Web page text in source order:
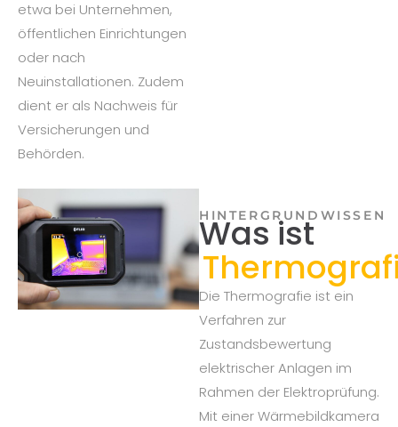
etwa bei Unternehmen,
öffentlichen Einrichtungen
oder nach
Neuinstallationen. Zudem
dient er als Nachweis für
Versicherungen und
Behörden.
HINTERGRUNDWISSEN
Was ist
Die Thermografie ist ein
Verfahren zur
Zustandsbewertung
elektrischer Anlagen im
Rahmen der Elektroprüfung.
Mit einer Wärmebildkamera